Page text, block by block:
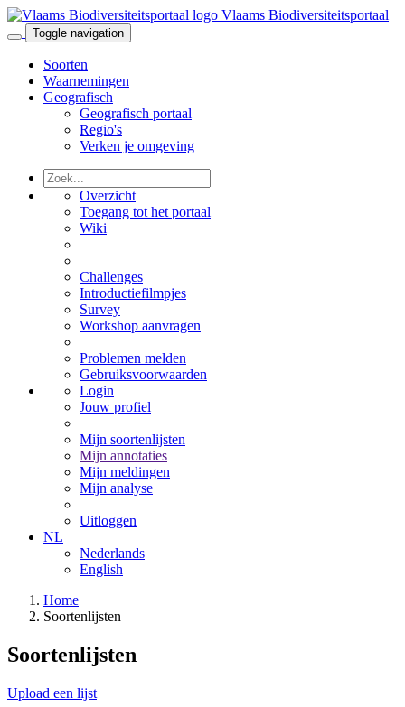
Vlaams Biodiversiteitsportaal
Toggle navigation
Soorten
Waarnemingen
Geografisch
Geografisch portaal
Regio's
Verken je omgeving
Overzicht
Toegang tot het portaal
Wiki
Challenges
Introductiefilmpjes
Survey
Workshop aanvragen
Problemen melden
Gebruiksvoorwaarden
Login
Jouw profiel
Mijn soortenlijsten
Mijn annotaties
Mijn meldingen
Mijn analyse
Uitloggen
NL
Nederlands
English
Home
Soortenlijsten
Soortenlijsten
Upload een lijst